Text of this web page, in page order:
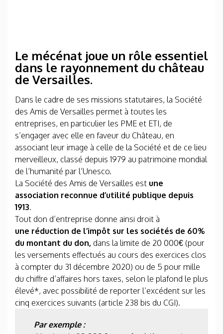
Le mécénat joue un rôle essentiel
dans le rayonnement du château
de Versailles.
Dans le cadre de ses missions statutaires, la Société
des Amis de Versailles permet à toutes les
entreprises, en particulier les PME et ETI, de
s’engager avec elle en faveur du Château, en
associant leur image à celle de la Société et de ce lieu
merveilleux, classé depuis 1979 au patrimoine mondial
de l’humanité par l’Unesco.
La Société des Amis de Versailles est une
association reconnue d’utilité publique depuis
1913.
Tout don d’entreprise donne ainsi droit à
une réduction de l’impôt sur les sociétés de 60%
du montant du don, dans la limite de 20 000€ (pour
les versements effectués au cours des exercices clos
à compter du 31 décembre 2020) ou de 5 pour mille
du chiffre d’affaires hors taxes, selon le plafond le plus
élevé*, avec possibilité de reporter l’excédent sur les
cinq exercices suivants (article 238 bis du CGI).
Par exemple :